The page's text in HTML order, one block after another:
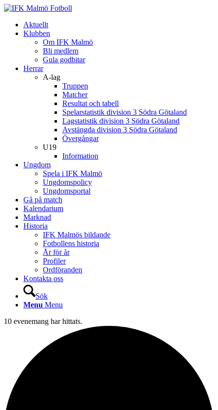
Aktuellt
Klubben
Om IFK Malmö
Bli medlem
Gula godbitar
Herrar
A-lag
Truppen
Matcher
Resultat och tabell
Spelarstatistik division 3 Södra Götaland
Lagstatistik division 3 Södra Götaland
Avstängda division 3 Södra Götaland
Övergångar
U19
Information
Ungdom
Spela i IFK Malmö
Ungdomspolicy
Ungdomsportal
Gå på match
Kalendarium
Marknad
Historia
IFK Malmös bildande
Fotbollens historia
År för år
Profiler
Ordföranden
Kontakta oss
Sök
Menu Menu
10 evenemang har hittats.